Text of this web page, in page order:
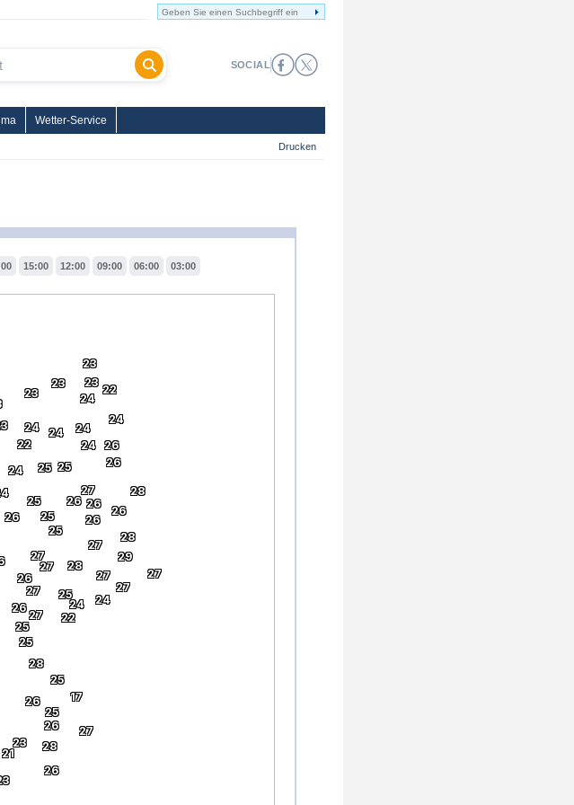
SOCIAL
Wetter-Service
Drucken
15:00 12:00 09:00 06:00 03:00
26
23
23
26
26
27
25
26
28
27
27
24
22
27
25
27
24
27
26
24
22
17
26
25
29
25
27
27
27
26
26
28
24
22
28
23
21
25
28
26
27
26
23
26
23
26
24
25
24
24
25
24
28
25
25
25
24